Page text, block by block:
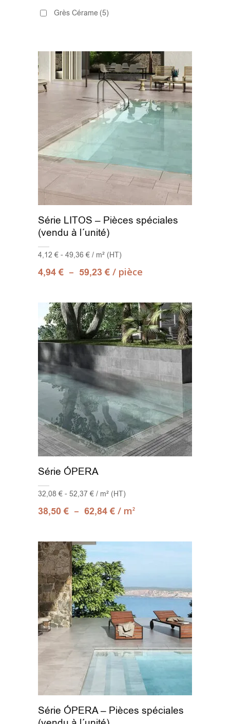
Grès Cérame (5)
Série LITOS – Pièces spéciales
(vendu à l´unité)
4,12 € - 49,36 € / m² (HT)
4,94€ – 59,23€ / pièce
Série ÓPERA
32,08 € - 52,37 € / m² (HT)
38,50€ – 62,84€ / m2
Série ÓPERA – Pièces spéciales